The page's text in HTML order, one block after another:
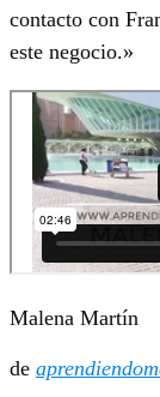
contacto con
este negocio.»
Malena Martín
de